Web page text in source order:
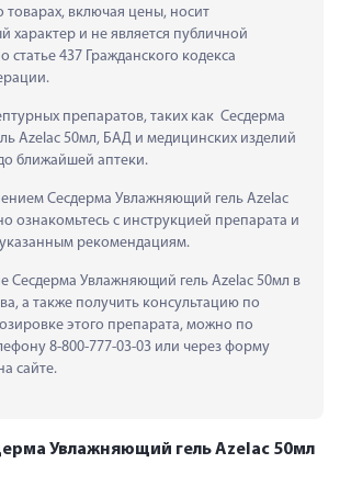
включая цены, носит
характер и не является публичной
статье 437 Гражданского кодекса
препаратов, таких как  Сесдерма
Azelac 50мл, БАД и медицинских изделий
ближайшей аптеки.
Сесдерма Увлажняющий гель Azelac
ознакомьтесь с инструкцией препарата и
указанным рекомендациям.
Сесдерма Увлажняющий гель Azelac 50мл в
а также получить консультацию по
этого препарата, можно по
8-800-777-03-03 или через форму
сайте.
Увлажняющий гель Azelac 50мл